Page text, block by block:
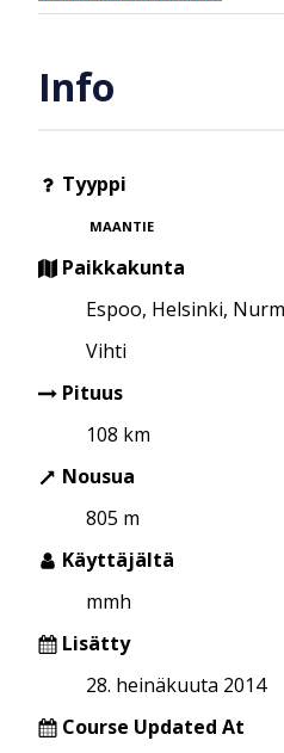
Info
Tyyppi
MAANTIE
Paikkakunta
Espoo, Helsinki,
Vihti
Pituus
108 km
Nousua
805 m
Käyttäjältä
mmh
Lisätty
28. heinäkuuta 2014
Course Updated At